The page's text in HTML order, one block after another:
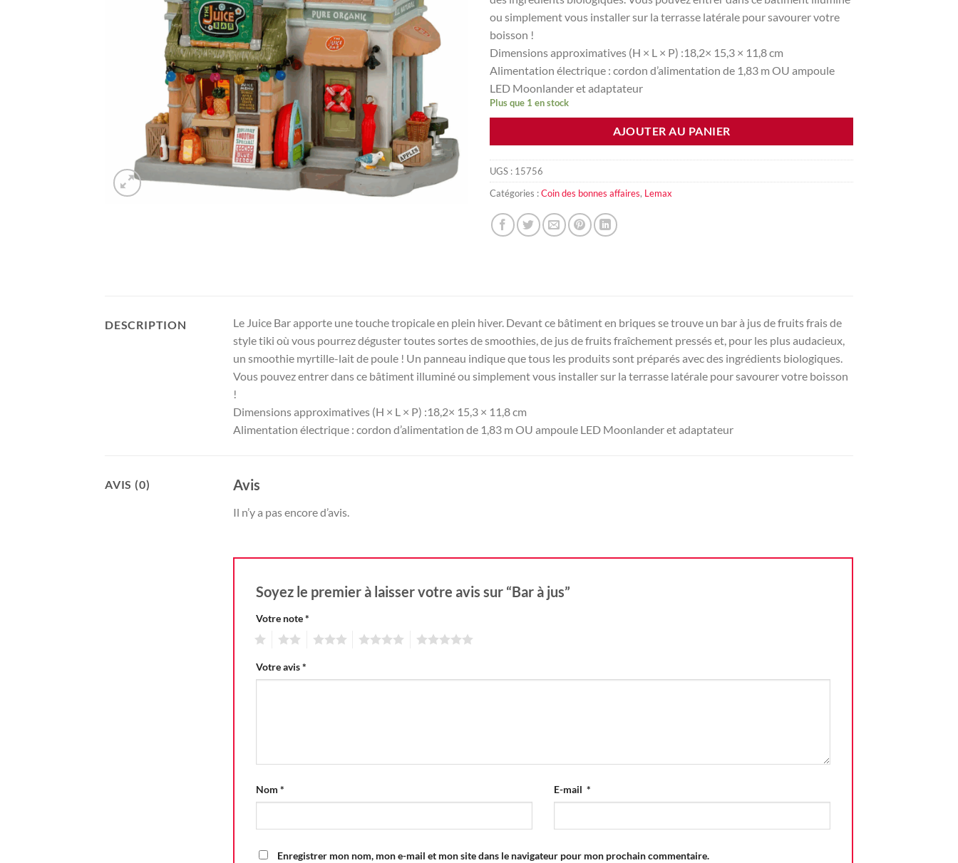
ou simplement vous installer sur la terrasse latérale pour savourer votre
boisson !
Dimensions approximatives (H × L × P) :18,2× 15,3 × 11,8 cm
Alimentation électrique : cordon d’alimentation de 1,83 m OU ampoule
LED Moonlander et adaptateur
Plus que 1 en stock
AJOUTER AU PANIER
UGS : 15756
Catégories :Coin des bonnes affaires, Lemax
DESCRIPTION
Le Juice Bar apporte une touche tropicale en plein hiver. Devant ce bâtiment en briques se trouve un bar à jus de fruits frais de
style tiki où vous pourrez déguster toutes sortes de smoothies, de jus de fruits fraîchement pressés et, pour les plus audacieux,
un smoothie myrtille-lait de poule ! Un panneau indique que tous les produits sont préparés avec des ingrédients biologiques.
Vous pouvez entrer dans ce bâtiment illuminé ou simplement vous installer sur la terrasse latérale pour savourer votre boisson
!
Dimensions approximatives (H × L × P) :18,2× 15,3 × 11,8 cm
Alimentation électrique : cordon d’alimentation de 1,83 m OU ampoule LED Moonlander et adaptateur
AVIS (0) Avis
Il n’y a pas encore d’avis.
Soyez le premier à laisser votre avis sur “Bar à jus”
Votre note*
Votre avis*
Nom * E-mail *
Enregistrer mon nom, mon e-mail et mon site dans le navigateur pour mon prochain commentaire.